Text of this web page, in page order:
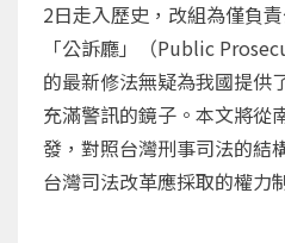
2日走入歷史，改組為僅負
「公訴廳」（Public
的最新修法無疑為我國提供
充滿警訊的鏡子。本文將從
發，對照台灣刑事司法的結
台灣司法改革應採取的權力